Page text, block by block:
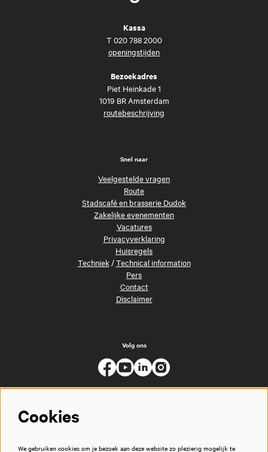
Kassa
T 020 788 2000
openingstijden
Bezoekadres
Piet Heinkade 1
1019 BR Amsterdam
routebeschrijving
Snel naar
Veelgestelde vragen
Route
Stadscafé en brasserie Dudok
Zakelijke evenementen
Vacatures
Privacyverklaring
Huisregels
Techniek/Technical information
Pers
Contact
Disclaimer
Volg ons
Cookies
We gebruiken cookies om je bezoek aan deze website zo plezierig mogelijk te